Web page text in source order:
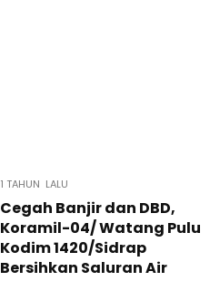
1 TAHUN LALU
Cegah Banjir dan DBD,
Koramil-04/ Watang Pulu
Kodim 1420/Sidrap
Bersihkan Saluran Air